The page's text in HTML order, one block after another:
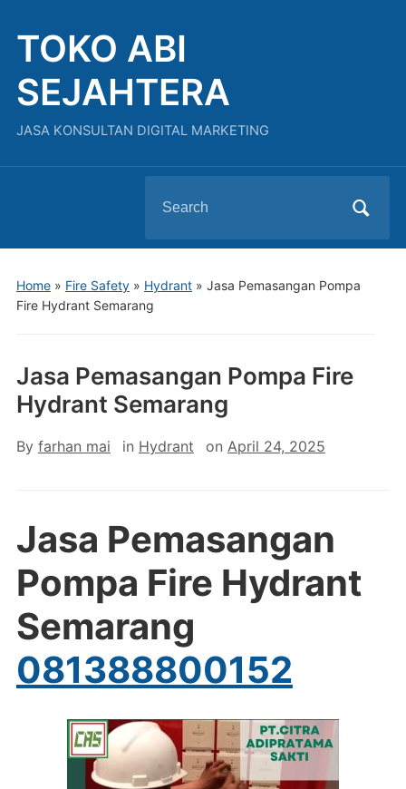
TOKO ABI
SEJAHTERA
JASA KONSULTAN DIGITAL MARKETING
for:
Home» Fire Safety» Hydrant» Jasa Pemasangan Pompa
Fire Hydrant Semarang
Jasa Pemasangan Pompa Fire
Hydrant Semarang
By farhan mai in Hydrant on April 24, 2025
Jasa Pemasangan
Pompa Fire Hydrant
Semarang
081388800152